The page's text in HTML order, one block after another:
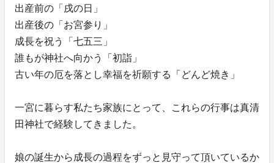
出産前の「戌の日」
出産後の「お宮参り」
成長を祝う「七五三」
誰もが神社へ向かう「初詣」
古い年の厄を落とし幸福を祈願する「どんど焼き」
一宮に暮らす私たち家族にとって、これらの行事は真清
田神社で経験してきました。
娘の誕生から成長の過程をずっと見守って頂いているか